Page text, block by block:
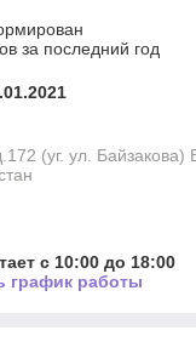
за последний год
(уг. ул. Байзакова)
с 10:00 до 18:00
график работы